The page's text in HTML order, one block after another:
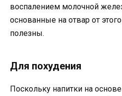
воспалением молочной
основанные на отвар от
полезны.
Для похудения
Поскольку напитки на